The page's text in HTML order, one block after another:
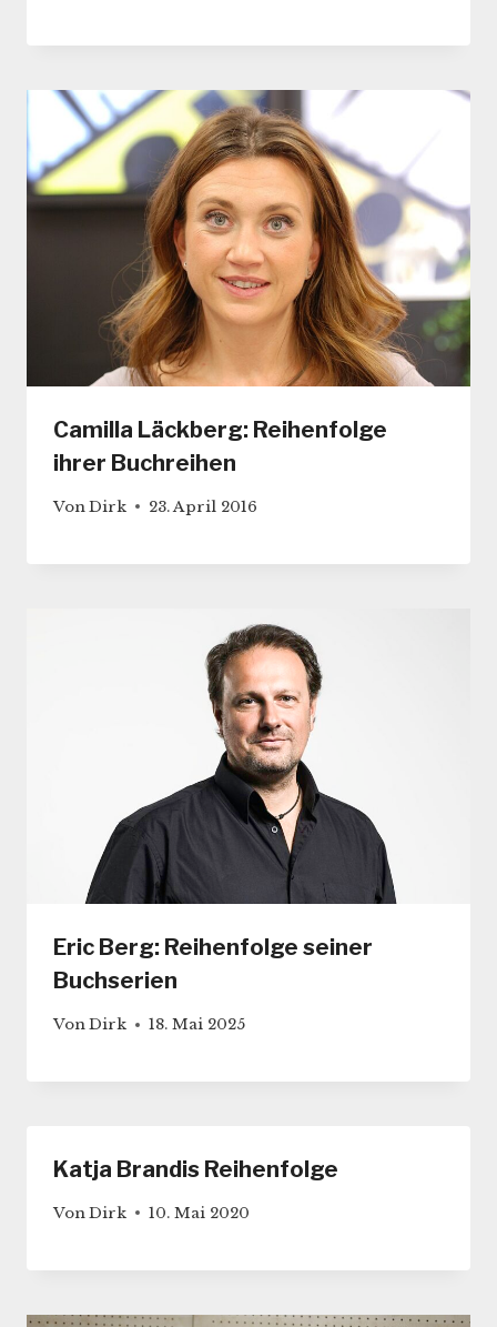
Camilla Läckberg: Reihenfolge
ihrer Buchreihen
VonDirk 23. April 2016
Eric Berg: Reihenfolge seiner
Buchserien
VonDirk 18. Mai 2025
Katja Brandis Reihenfolge
VonDirk 10. Mai 2020